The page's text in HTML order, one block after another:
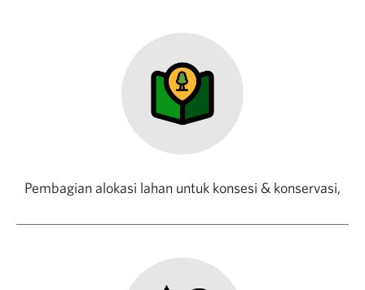
Pembagian alokasi lahan untuk konsesi & konservasi,